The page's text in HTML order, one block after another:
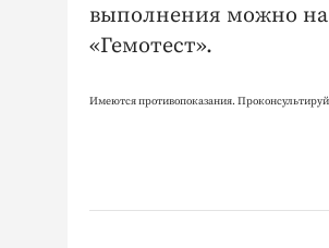
выполнения можно на
«Гемотест».
Имеются противопоказания.